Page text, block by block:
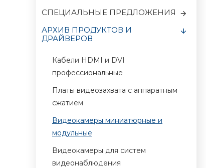
CПЕЦИАЛЬНЫЕ ПРЕДЛОЖЕНИЯ
АРХИВ ПРОДУКТОВ И
ДРАЙВЕРОВ
Кабели HDMI и DVI
профессиональные
Платы видеозахвата с аппаратным
сжатием
Видеокамеры миниатюрные и
модульные
Видеокамеры для систем
видеонаблюдения